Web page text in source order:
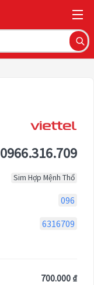
0966.316.709
Sim Hợp Mệnh Thổ
096
6316709
700.000 ₫